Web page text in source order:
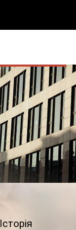
Історія